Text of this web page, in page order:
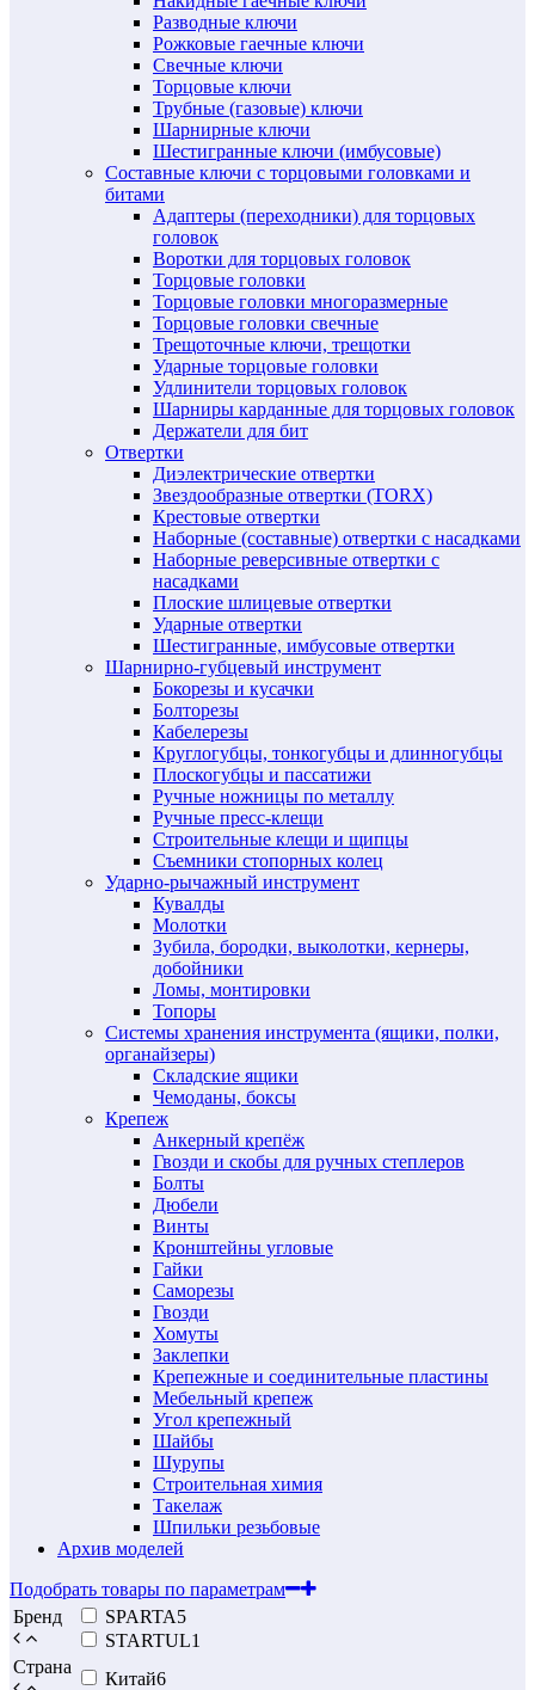
Разводные ключи
Рожковые гаечные ключи
Свечные ключи
Торцовые ключи
Трубные (газовые) ключи
Шарнирные ключи
Шестигранные ключи (имбусовые)
Составные ключи с торцовыми головками и
битами
Адаптеры (переходники) для торцовых
головок
Воротки для торцовых головок
Торцовые головки
Торцовые головки многоразмерные
Торцовые головки свечные
Трещоточные ключи, трещотки
Ударные торцовые головки
Удлинители торцовых головок
Шарниры карданные для торцовых головок
Держатели для бит
Отвертки
Диэлектрические отвертки
Звездообразные отвертки (TORX)
Крестовые отвертки
Наборные (составные) отвертки с насадками
Наборные реверсивные отвертки с
насадками
Плоские шлицевые отвертки
Ударные отвертки
Шестигранные, имбусовые отвертки
Шарнирно-губцевый инструмент
Бокорезы и кусачки
Болторезы
Кабелерезы
Круглогубцы, тонкогубцы и длинногубцы
Плоскогубцы и пассатижи
Ручные ножницы по металлу
Ручные пресс-клещи
Строительные клещи и щипцы
Съемники стопорных колец
Ударно-рычажный инструмент
Кувалды
Молотки
Зубила, бородки, выколотки, кернеры,
добойники
Ломы, монтировки
Топоры
Системы хранения инструмента (ящики, полки,
органайзеры)
Складские ящики
Чемоданы, боксы
Крепеж
Анкерный крепёж
Гвозди и скобы для ручных степлеров
Болты
Дюбели
Винты
Кронштейны угловые
Гайки
Саморезы
Гвозди
Хомуты
Заклепки
Крепежные и соединительные пластины
Мебельный крепеж
Угол крепежный
Шайбы
Шурупы
Строительная химия
Такелаж
Шпильки резьбовые
Архив моделей
Подобрать товары по параметрам
Бренд
SPARTA5
STARTUL1
Страна
Китай6